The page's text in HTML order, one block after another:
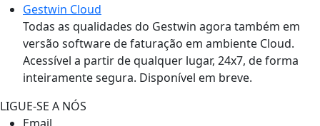
Gestwin Cloud
Todas as qualidades do Gestwin agora também em
versão software de faturação em ambiente Cloud.
Acessível a partir de qualquer lugar, 24x7, de forma
inteiramente segura. Disponível em breve.
LIGUE-SE A NÓS
Email